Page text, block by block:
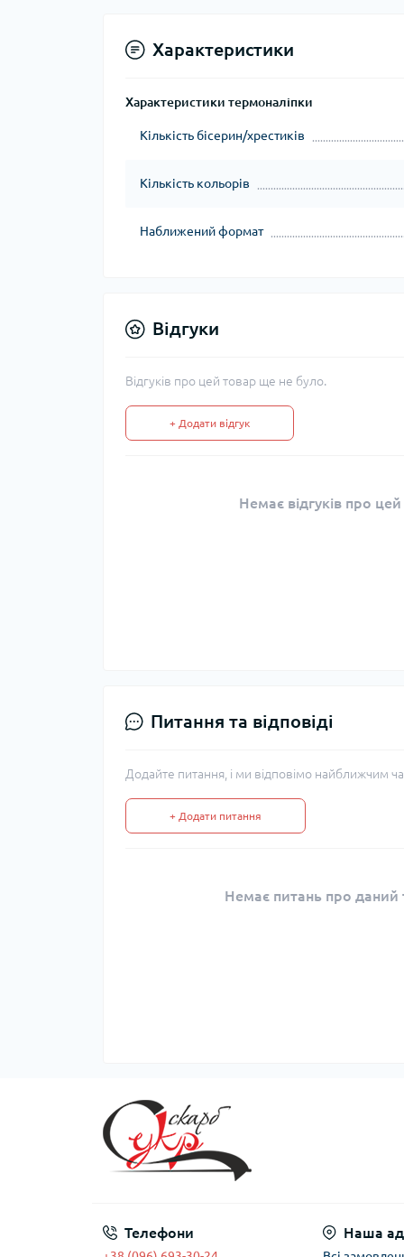
Характеристики
Характеристики термоналіпки
Кількість бісерин/хрестиків
Кількість кольорів
Наближений формат
Відгуки
Відгуків про цей товар ще не було.
+ Додати відгук
Немає відгуків про
Питання та відповіді
Додайте питання, і ми відповімо найближчим
+ Додати питання
Немає питань про даний
Телефони Наша